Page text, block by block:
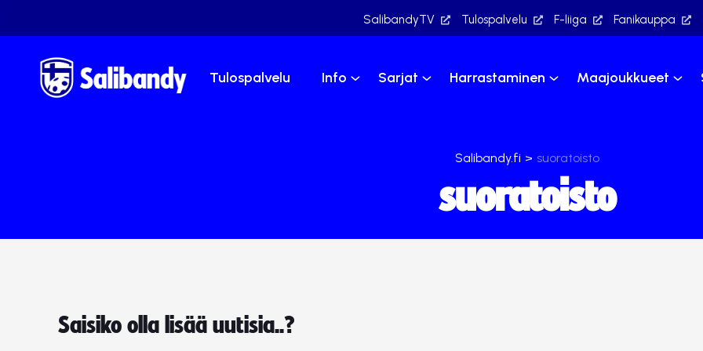
SalibandyTV Tulospalvelu F-liiga Fanikauppa
Tulospalvelu Info Sarjat Harrastaminen Maajoukkueet
Salibandy.fi > suoratoisto
suoratoisto
Saisiko olla lisää uutisia..?